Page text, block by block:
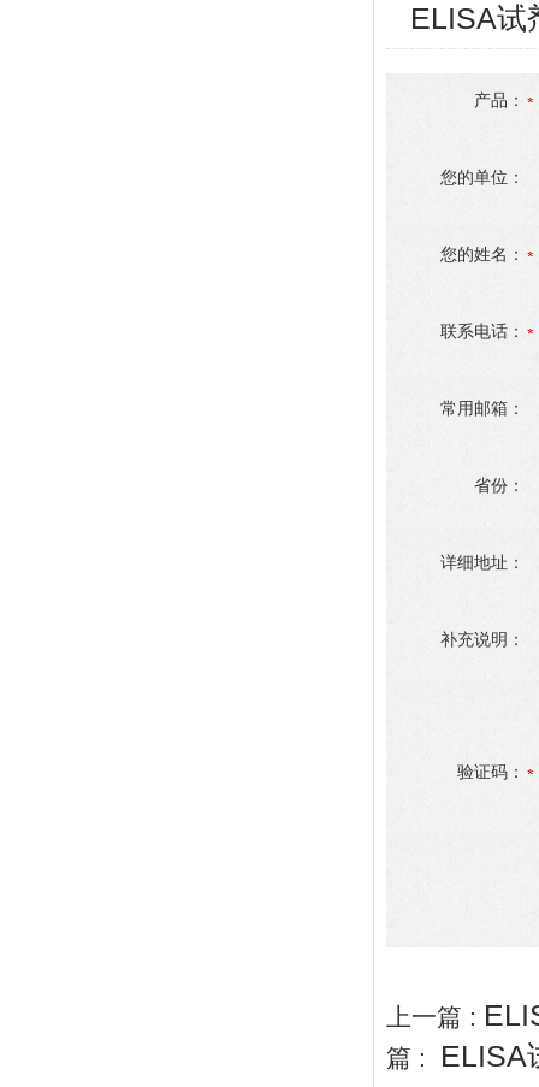
ELISA试
产品：
您的单位：
您的姓名：
联系电话：
常用邮箱：
省份：
详细地址：
补充说明：
验证码：
上一篇 :
篇 : ELISA